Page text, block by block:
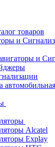
товаров
и
и
автомобильная
Alcatel
Explay